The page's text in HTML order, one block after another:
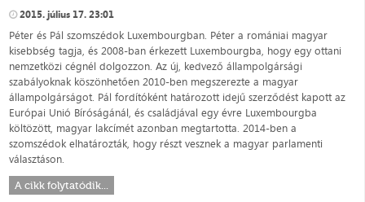
2015. július 17. 23:01
Péter és Pál szomszédok Luxembourgban. Péter a romániai magyar
kisebbség tagja, és 2008-ban érkezett Luxembourgba, hogy egy ottani
nemzetközi cégnél dolgozzon. Az új, kedvező állampolgársági
szabályoknak köszönhetően 2010-ben megszerezte a magyar
állampolgárságot. Pál fordítóként határozott idejű szerződést kapott az
Európai Unió Bíróságánál, és családjával egy évre Luxembourgba
költözött, magyar lakcímét azonban megtartotta. 2014-ben a
szomszédok elhatározták, hogy részt vesznek a magyar parlamenti
választáson.
A cikk folytatódik...